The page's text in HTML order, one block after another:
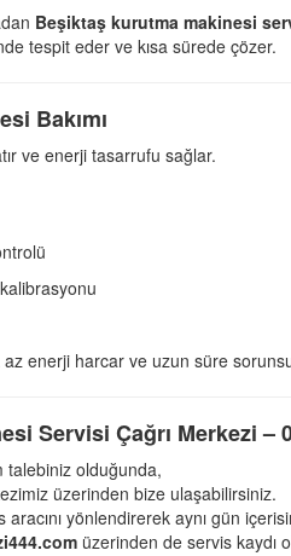
Beşiktaş kurutma makinesi
tespit eder ve kısa sürede çözer.
Bakımı
ve enerji tasarrufu sağlar.
enerji harcar ve uzun süre
Servisi Çağrı Merkezi –
talebiniz olduğunda,
üzerinden bize ulaşabilirsiniz.
yönlendirerek aynı gün
üzerinden de servis kaydı